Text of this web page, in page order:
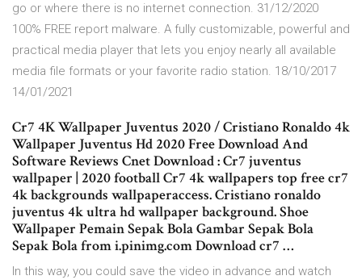
go or where there is no internet connection. 31/12/2020
100% FREE report malware. A fully customizable, powerful and
practical media player that lets you enjoy nearly all available
media file formats or your favorite radio station. 18/10/2017
14/01/2021
Cr7 4K Wallpaper Juventus 2020 / Cristiano Ronaldo 4k
Wallpaper Juventus Hd 2020 Free Download And
Software Reviews Cnet Download : Cr7 juventus
wallpaper | 2020 football Cr7 4k wallpapers top free cr7
4k backgrounds wallpaperaccess. Cristiano ronaldo
juventus 4k ultra hd wallpaper background. Shoe
Wallpaper Pemain Sepak Bola Gambar Sepak Bola
Sepak Bola from i.pinimg.com Download cr7 …
In this way, you could save the video in advance and watch